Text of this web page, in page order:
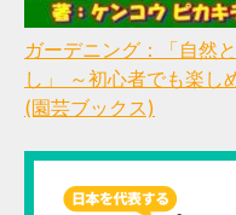
ガーデニング：「自然
し」 ～初心者でも楽し
(園芸ブックス)